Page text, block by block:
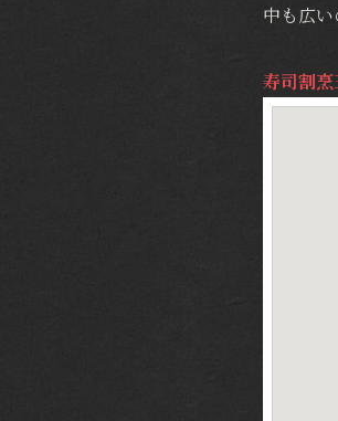
中も広い
寿司割